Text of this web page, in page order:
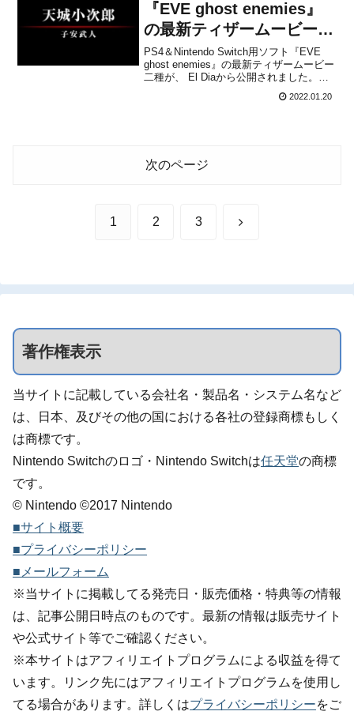
『EVE ghost enemies』
の最新ティザームービーが
公開！
PS4＆Nintendo Switch用ソフト『EVE
ghost enemies』の最新ティザームービー
二種が、 El Diaから公開されました。下
す。【プレスリリース】『EVE ghost
2022.01.20
次のページ
1 2 3 次
著作権表示
当サイトに記載している会社名・製品名・システム名など
は、日本、及びその他の国における各社の登録商標もしく
は商標です。
Nintendo Switchのロゴ・Nintendo Switchは任天堂の商標
です。
© Nintendo ©2017 Nintendo
■サイト概要
■プライバシーポリシー
■メールフォーム
※当サイトに掲載してる発売日・販売価格・特典等の情報
は、記事公開日時点のものです。最新の情報は販売サイト
や公式サイト等でご確認ください。
※本サイトはアフィリエイトプログラムによる収益を得て
います。リンク先にはアフィリエイトプログラムを使用し
てる場合があります。詳しくはプライバシーポリシーをご